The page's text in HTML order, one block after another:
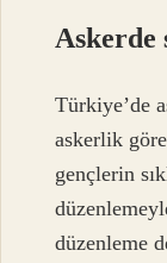
Askerde
Türkiye’de
askerlik
gençlerin
düzenleme